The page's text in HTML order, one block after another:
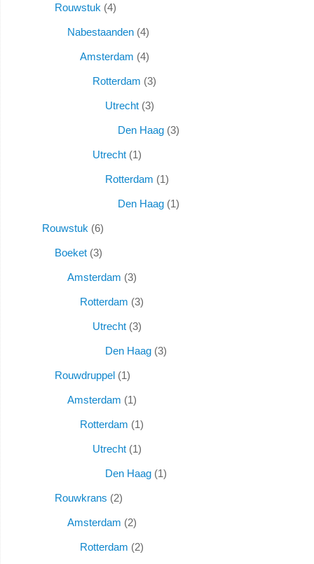
Rouwstuk 4
Nabestaanden 4
Amsterdam 4
Rotterdam 3
Utrecht 3
Den Haag 3
Utrecht 1
Rotterdam 1
Den Haag 1
Rouwstuk 6
Boeket 3
Amsterdam 3
Rotterdam 3
Utrecht 3
Den Haag 3
Rouwdruppel 1
Amsterdam 1
Rotterdam 1
Utrecht 1
Den Haag 1
Rouwkrans 2
Amsterdam 2
Rotterdam 2